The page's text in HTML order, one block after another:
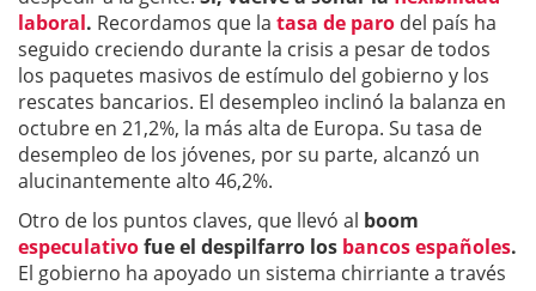
laboral. Recordamos que la tasa de paro del país ha
seguido creciendo durante la crisis a pesar de todos
los paquetes masivos de estímulo del gobierno y los
rescates bancarios. El desempleo inclinó la balanza en
octubre en 21,2%, la más alta de Europa. Su tasa de
desempleo de los jóvenes, por su parte, alcanzó un
alucinantemente alto 46,2%.
Otro de los puntos claves, que llevó al boom
especulativofue el despilfarro los bancos españoles.
El gobierno ha apoyado un sistema chirriante a través